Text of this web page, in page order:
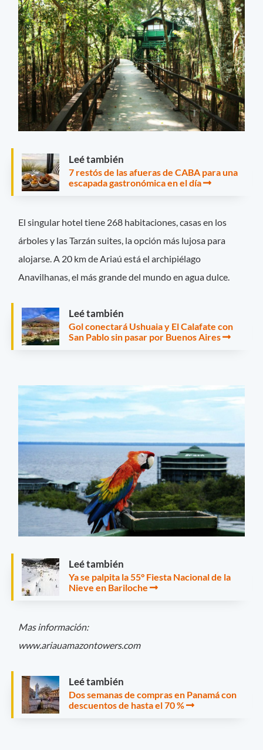
Leé también
7 restós de las afueras de CABA para una
escapada gastronómica en el día
El singular hotel tiene 268 habitaciones, casas en los
árboles y las Tarzán suites, la opción más lujosa para
alojarse. A 20 km de Ariaú está el archipiélago
Anavilhanas, el más grande del mundo en agua dulce.
Leé también
Gol conectará Ushuaia y El Calafate con
San Pablo sin pasar por Buenos Aires
Leé también
Ya se palpita la 55° Fiesta Nacional de la
Nieve en Bariloche
Mas información:
www.ariauamazontowers.com
Leé también
Dos semanas de compras en Panamá con
descuentos de hasta el 70 %